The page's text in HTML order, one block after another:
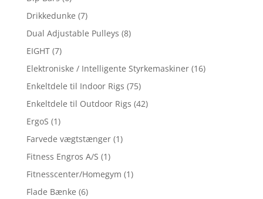
Drikkedunke (7)
Dual Adjustable Pulleys (8)
EIGHT (7)
Elektroniske / Intelligente Styrkemaskiner (16)
Enkeltdele til Indoor Rigs (75)
Enkeltdele til Outdoor Rigs (42)
ErgoS (1)
Farvede vægtstænger (1)
Fitness Engros A/S (1)
Fitnesscenter/Homegym (1)
Flade Bænke (6)